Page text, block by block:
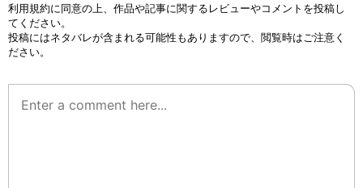
利用規約に同意の上、作品や記事に関するレビューやコメントを投稿し
てください。
投稿にはネタバレが含まれる可能性もありますので、閲覧時はご注意く
ださい。